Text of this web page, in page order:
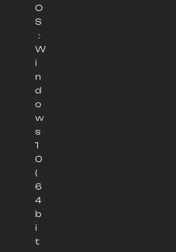
O
S
：
W
i
n
d
o
w
s
1
0
(
6
4
b
i
t